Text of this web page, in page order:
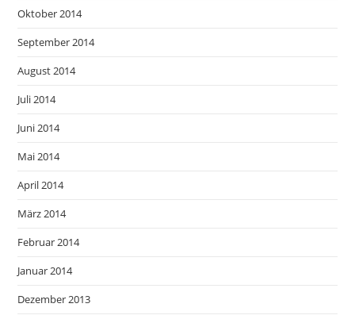
Oktober 2014
September 2014
August 2014
Juli 2014
Juni 2014
Mai 2014
April 2014
März 2014
Februar 2014
Januar 2014
Dezember 2013